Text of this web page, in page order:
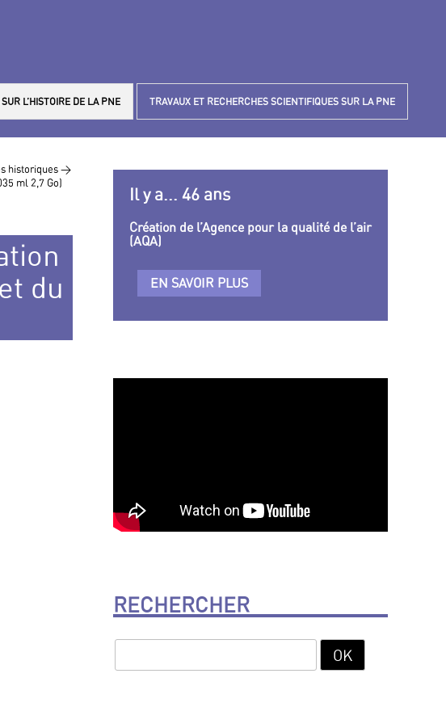
L’HISTOIRE DE LA PNE TRAVAUX ET RECHERCHES SCIENTIFIQUES SUR LA PNE
historiques >
ml 2,7 Go)
du
Il y a... 46 ans
Création de l’Agence pour la qualité de l’air
(AQA)
EN SAVOIR PLUS
RECHERCHER